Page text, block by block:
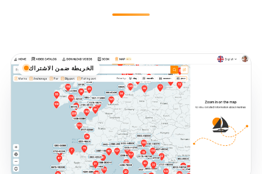
الخريطة ضمن الاشتراك